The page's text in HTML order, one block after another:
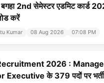
2nd सेमेस्टर एडमिट कार्ड
करें
Kumar 08 Aug 2026 07:08 PM
2026 :
Executive के 379 पदों पर